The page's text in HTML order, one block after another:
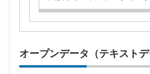
オープンデータ（テキストデ